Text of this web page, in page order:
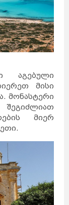
აგებული
მისი
მონასტერი
შეგიძლიათ
მიერ